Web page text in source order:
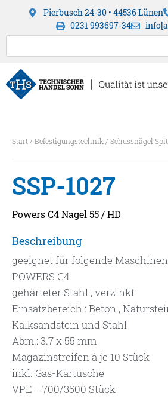
Pierbusch 24-30 • 44536 Lünen
0231 993697-34
Start/ Befestigungstechnik/ Schussnägel
SSP-1027
Powers C4 Nagel 55 / HD
Beschreibung
geeignet für folgende
POWERS C4
gehärteter Stahl , verzinkt
Einsatzbereich : Beton ,
Kalksandstein und Stahl
Abm.: 3.7 x 55 mm
Magazinstreifen á je 10 Stück
inkl. Gas-Kartusche
VPE = 700/3500 Stück